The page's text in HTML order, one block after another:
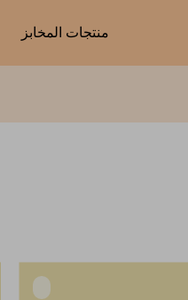
منتجات المخابز